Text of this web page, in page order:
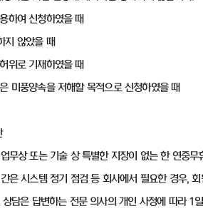
하여 신청하였을 때
지 않았을 때
위로 기재하였을 때
미풍양속을 저해할 목적으로 신청하였을 때
무상 또는 기술 상 특별한 지장이 없는 한 연중
은 시스템 정기 점검 등 회사에서 필요한 경우,
담은 답변하는 전문 의사의 개인 사정에 따라 1